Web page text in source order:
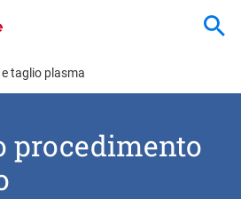
e taglio plasma
procedimento